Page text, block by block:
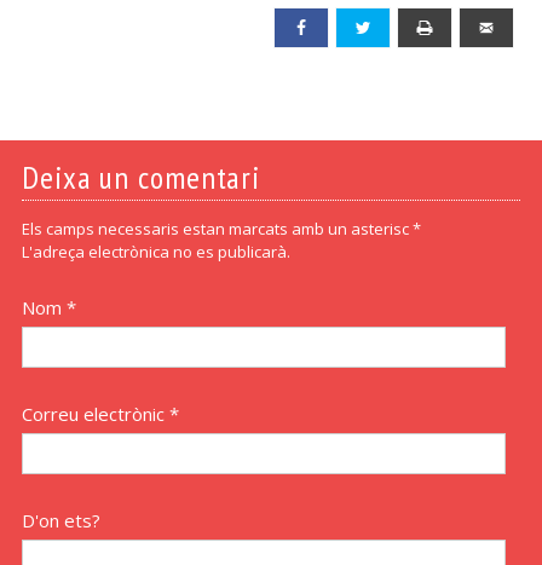
Facebook Twitter
Deixa un comentari
Els camps necessaris estan marcats amb un asterisc *
L'adreça electrònica no es publicarà.
Nom *
Correu electrònic *
D'on ets?